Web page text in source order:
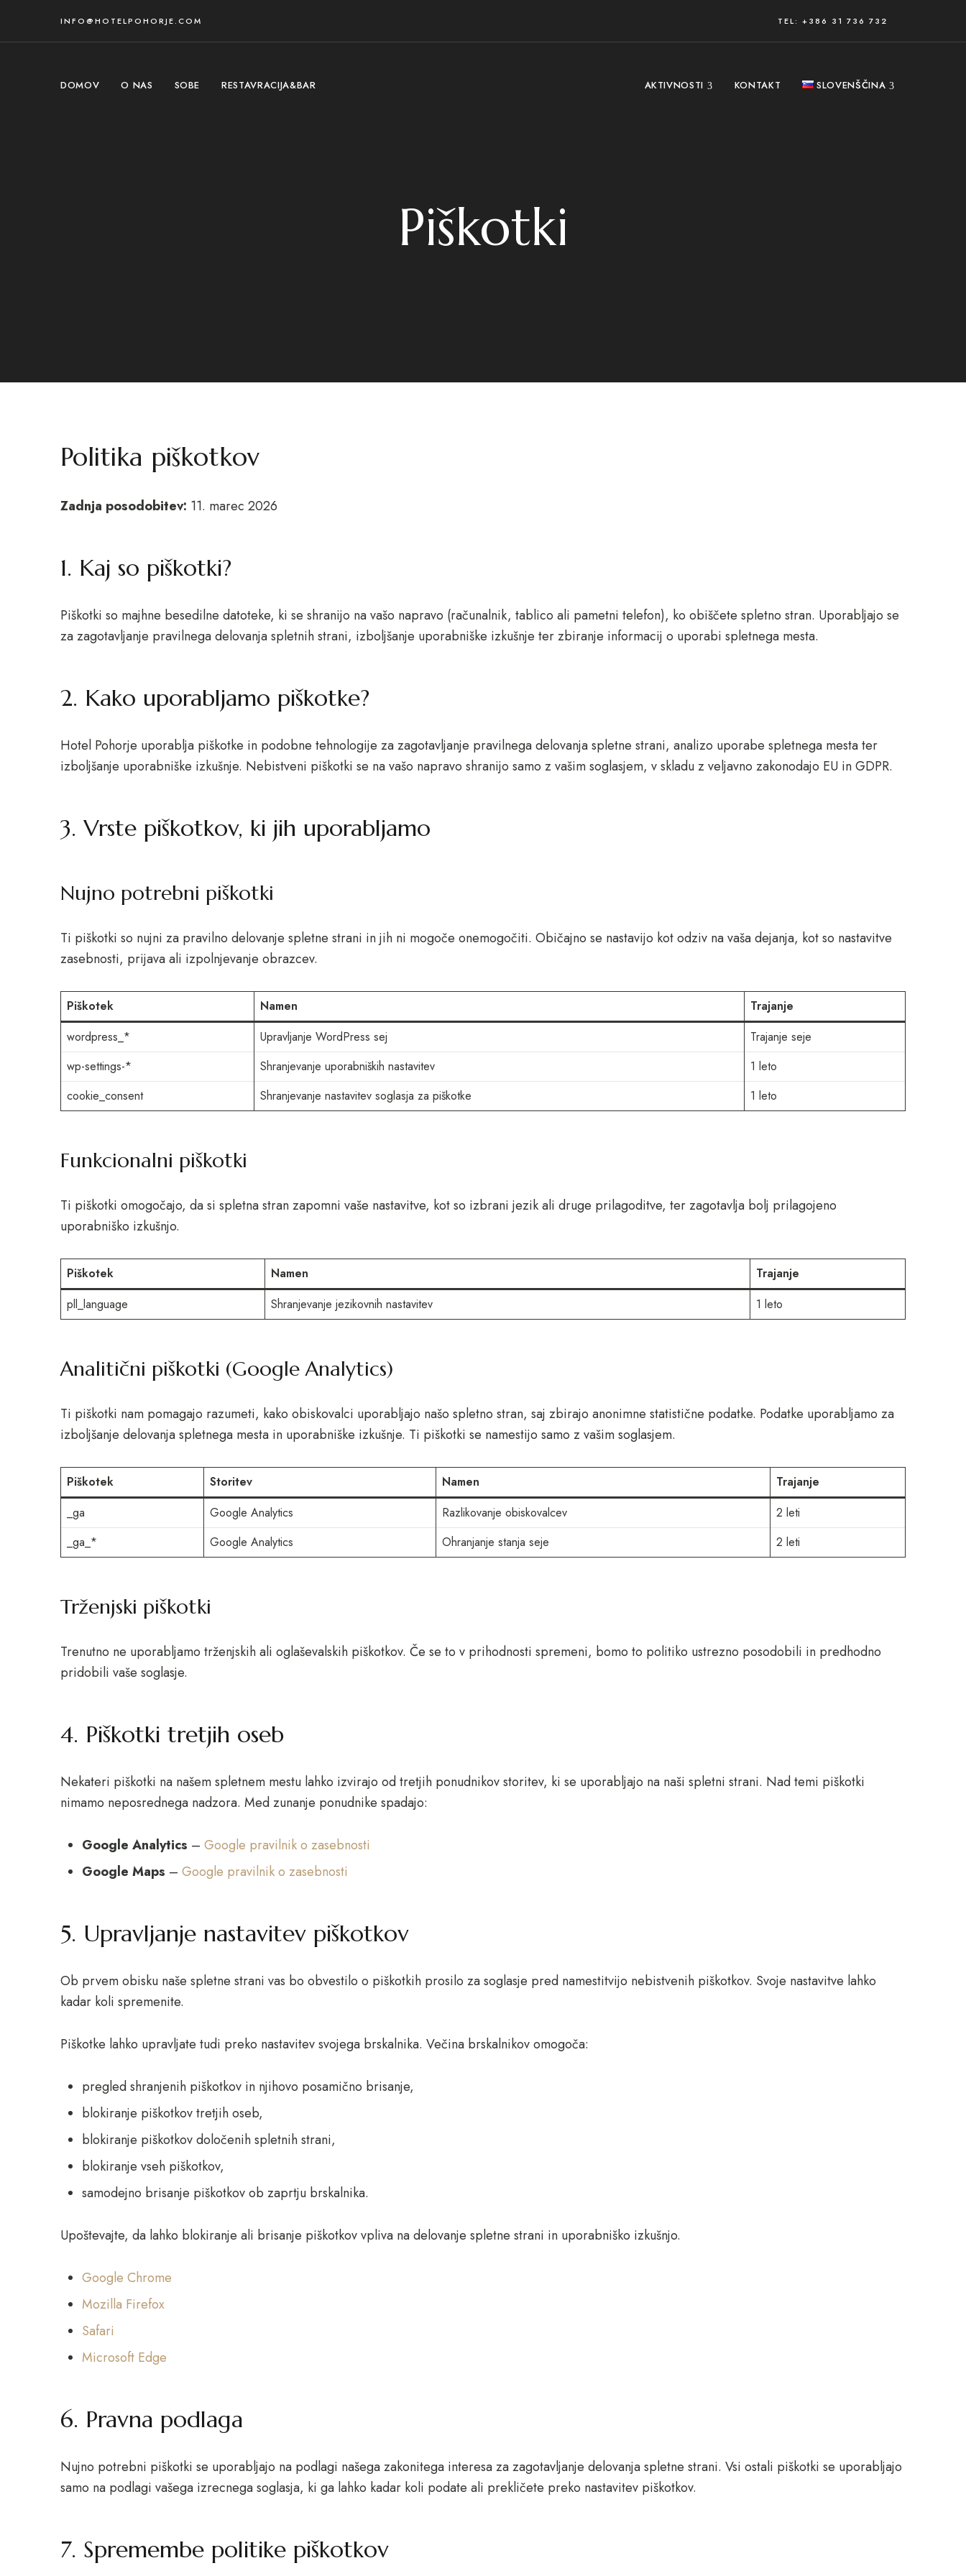
INFO@HOTELPOHORJE.COM TEL: +386 31 736 732
DOMOV O NAS SOBE RESTAVRACIJA&BAR AKTIVNOSTI KONTAKT SLOVENŠČINA
Piškotki
Politika piškotkov
Zadnja posodobitev: 11. marec 2026
1. Kaj so piškotki?
Piškotki so majhne besedilne datoteke, ki se shranijo na vašo napravo (računalnik, tablico ali pametni telefon), ko obiščete spletno stran. Uporabljajo se
za zagotavljanje pravilnega delovanja spletnih strani, izboljšanje uporabniške izkušnje ter zbiranje informacij o uporabi spletnega mesta.
2. Kako uporabljamo piškotke?
Hotel Pohorje uporablja piškotke in podobne tehnologije za zagotavljanje pravilnega delovanja spletne strani, analizo uporabe spletnega mesta ter
izboljšanje uporabniške izkušnje. Nebistveni piškotki se na vašo napravo shranijo samo z vašim soglasjem, v skladu z veljavno zakonodajo EU in GDPR.
3. Vrste piškotkov, ki jih uporabljamo
Nujno potrebni piškotki
Ti piškotki so nujni za pravilno delovanje spletne strani in jih ni mogoče onemogočiti. Običajno se nastavijo kot odziv na vaša dejanja, kot so nastavitve
zasebnosti, prijava ali izpolnjevanje obrazcev.
Piškotek Namen
Trajanje
wordpress_*
Upravljanje WordPress sej
Trajanje seje
wp-settings-*
Shranjevanje uporabniških nastavitev
1 leto
cookie_consent
Shranjevanje nastavitev soglasja za piškotke 1 leto
Funkcionalni piškotki
Ti piškotki omogočajo, da si spletna stran zapomni vaše nastavitve, kot so izbrani jezik ali druge prilagoditve, ter zagotavlja bolj prilagojeno
uporabniško izkušnjo.
Piškotek Namen
Trajanje
pll_language
Shranjevanje jezikovnih nastavitev 1 leto
Analitični piškotki (Google Analytics)
Ti piškotki nam pomagajo razumeti, kako obiskovalci uporabljajo našo spletno stran, saj zbirajo anonimne statistične podatke. Podatke uporabljamo za
izboljšanje delovanja spletnega mesta in uporabniške izkušnje. Ti piškotki se namestijo samo z vašim soglasjem.
Piškotek Storitev Namen
Trajanje
_ga
Google Analytics Razlikovanje obiskovalcev
2 leti
_ga_*
Google Analytics Ohranjanje stanja seje 2 leti
Trženjski piškotki
Trenutno ne uporabljamo trženjskih ali oglaševalskih piškotkov. Če se to v prihodnosti spremeni, bomo to politiko ustrezno posodobili in predhodno
pridobili vaše soglasje.
4. Piškotki tretjih oseb
Nekateri piškotki na našem spletnem mestu lahko izvirajo od tretjih ponudnikov storitev, ki se uporabljajo na naši spletni strani. Nad temi piškotki
nimamo neposrednega nadzora. Med zunanje ponudnike spadajo:
Google Analytics – Google pravilnik o zasebnosti
Google Maps – Google pravilnik o zasebnosti
5. Upravljanje nastavitev piškotkov
Ob prvem obisku naše spletne strani vas bo obvestilo o piškotkih prosilo za soglasje pred namestitvijo nebistvenih piškotkov. Svoje nastavitve lahko
kadar koli spremenite.
Piškotke lahko upravljate tudi preko nastavitev svojega brskalnika. Večina brskalnikov omogoča:
pregled shranjenih piškotkov in njihovo posamično brisanje,
blokiranje piškotkov tretjih oseb,
blokiranje piškotkov določenih spletnih strani,
blokiranje vseh piškotkov,
samodejno brisanje piškotkov ob zaprtju brskalnika.
Upoštevajte, da lahko blokiranje ali brisanje piškotkov vpliva na delovanje spletne strani in uporabniško izkušnjo.
Google Chrome
Mozilla Firefox
Safari
Microsoft Edge
6. Pravna podlaga
Nujno potrebni piškotki se uporabljajo na podlagi našega zakonitega interesa za zagotavljanje delovanja spletne strani. Vsi ostali piškotki se uporabljajo
samo na podlagi vašega izrecnega soglasja, ki ga lahko kadar koli podate ali prekličete preko nastavitev piškotkov.
7. Spremembe politike piškotkov